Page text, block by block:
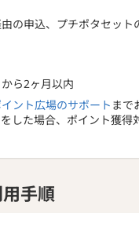
の申込、プチポタセット
ら2ヶ月以内
ント広場のサポート まで
した場合、ポイント獲得
手順